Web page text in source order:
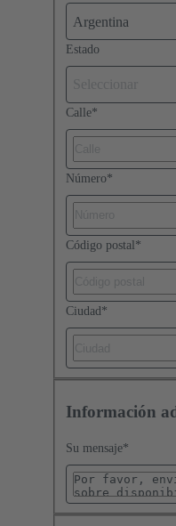
Argentina
Estado
Calle*
Número*
Código postal *
Ciudad *
Información
Su mensaje*